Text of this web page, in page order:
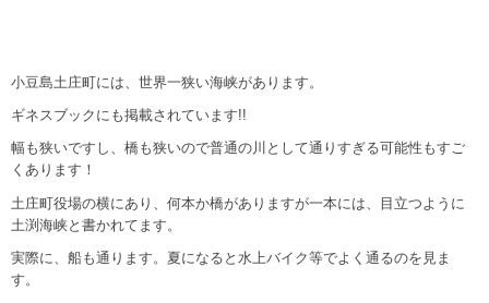
小豆島土庄町には、世界一狭い海峡があります。
ギネスブックにも掲載されています!!
幅も狭いですし、橋も狭いので普通の川として通りすぎる可能性もすご
くあります！
土庄町役場の横にあり、何本か橋がありますが一本には、目立つように
土渕海峡と書かれてます。
実際に、船も通ります。夏になると水上バイク等でよく通るのを見ま
す。